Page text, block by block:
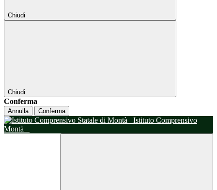
Chiudi
Chiudi
Conferma
Annulla Conferma
Istituto Comprensivo
Montà